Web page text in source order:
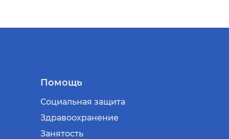
Помощь
Социальная защита
Здравоохранение
Занятость